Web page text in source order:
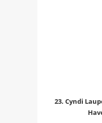
23. Cyndi